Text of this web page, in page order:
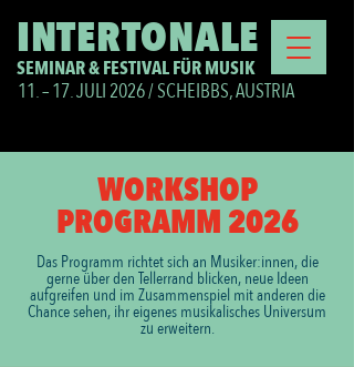
INTERTONALE
SEMINAR & FESTIVAL FÜR MUSIK
11. – 17. JULI 2026 / SCHEIBBS, AUSTRIA
WORKSHOP
PROGRAMM 2026
Das Programm richtet sich an Musiker:innen, die
gerne über den Tellerrand blicken, neue Ideen
aufgreifen und im Zusammenspiel mit anderen die
Chance sehen, ihr eigenes musikalisches Universum
zu erweitern.